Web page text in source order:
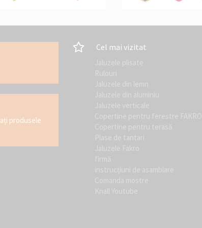
produsele
Cel mai vizitat
Jaluzele plisate
Rulouri
Jaluzele din lemn
Jaluzele din aluminiu
Jaluzele verticale
Copertine pentru ferestre FAKRO
Copertine pentru terasă
Plase de tantari
Jaluzele Fakro
firmă
instrucțiuni de asamblare
Comanda mostre
Knall Youtube